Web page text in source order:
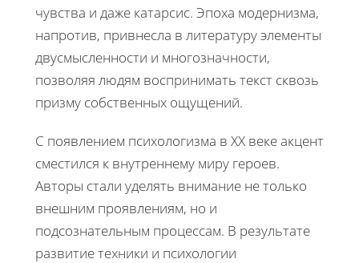
чувства и даже катарсис. Эпоха модернизма,
напротив, привнесла в литературу элементы
двусмысленности и многозначности,
позволяя людям воспринимать текст сквозь
призму собственных ощущений.
С появлением психологизма в XX веке акцент
сместился к внутреннему миру героев.
Авторы стали уделять внимание не только
внешним проявлениям, но и
подсознательным процессам. В результате
развитие техники и психологии